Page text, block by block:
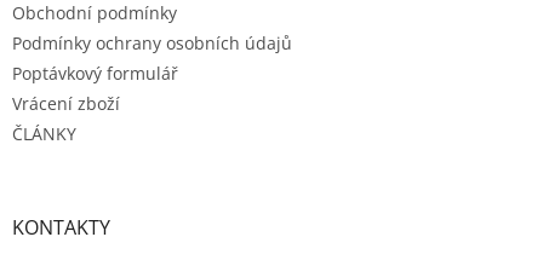
Obchodní podmínky
Podmínky ochrany osobních údajů
Poptávkový formulář
Vrácení zboží
ČLÁNKY
KONTAKTY